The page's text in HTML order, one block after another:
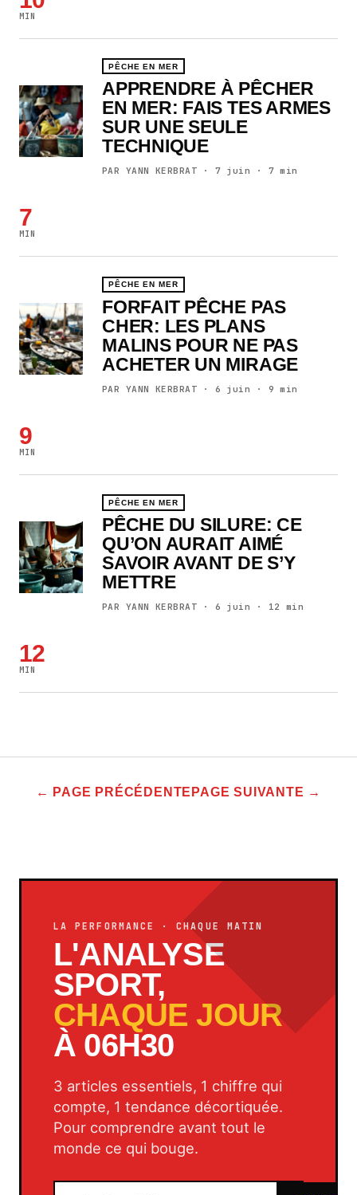
MIN
PÊCHE EN MER
APPRENDRE À PÊCHER
EN MER: FAIS TES ARMES
SUR UNE SEULE
TECHNIQUE
PAR YANN KERBRAT · 7 juin · 7 min
7
MIN
PÊCHE EN MER
FORFAIT PÊCHE PAS
CHER: LES PLANS
MALINS POUR NE PAS
ACHETER UN MIRAGE
PAR YANN KERBRAT · 6 juin · 9 min
9
MIN
PÊCHE EN MER
PÊCHE DU SILURE: CE
QU’ON AURAIT AIMÉ
SAVOIR AVANT DE S’Y
METTRE
PAR YANN KERBRAT · 6 juin · 12 min
12
MIN
← PAGE PRÉCÉDENTE PAGE SUIVANTE →
LA PERFORMANCE · CHAQUE MATIN
L'ANALYSE
SPORT,
CHAQUE JOUR
À 06H30
3 articles essentiels, 1 chiffre qui
compte, 1 tendance décortiquée.
Pour comprendre avant tout le
monde ce qui bouge.